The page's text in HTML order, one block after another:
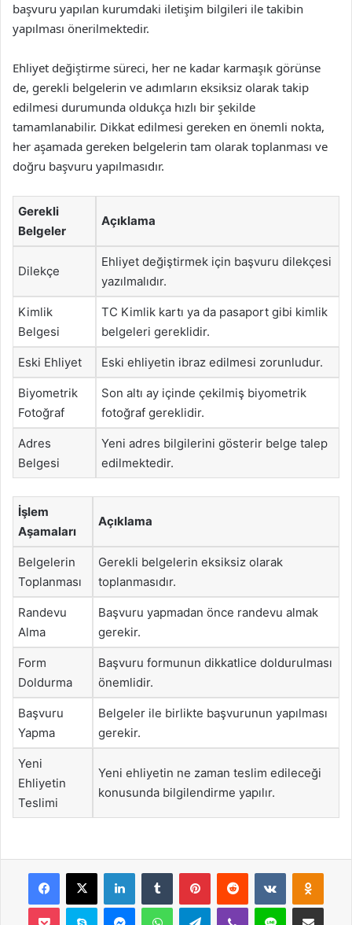
başvuru yapılan kurumdaki iletişim bilgileri ile takibin
yapılması önerilmektedir.
Ehliyet değiştirme süreci, her ne kadar karmaşık görünse
de, gerekli belgelerin ve adımların eksiksiz olarak takip
edilmesi durumunda oldukça hızlı bir şekilde
tamamlanabilir. Dikkat edilmesi gereken en önemli nokta,
her aşamada gereken belgelerin tam olarak toplanması ve
doğru başvuru yapılmasıdır.
Gerekli
Belgeler
Açıklama
Dilekçe
Ehliyet değiştirmek için başvuru dilekçesi
yazılmalıdır.
Kimlik
Belgesi
TC Kimlik kartı ya da pasaport gibi kimlik
belgeleri gereklidir.
Eski Ehliyet Eski ehliyetin ibraz edilmesi zorunludur.
Biyometrik
Fotoğraf
Son altı ay içinde çekilmiş biyometrik
fotoğraf gereklidir.
Adres
Belgesi
Yeni adres bilgilerini gösterir belge talep
edilmektedir.
İşlem
Aşamaları
Açıklama
Belgelerin
Toplanması
Gerekli belgelerin eksiksiz olarak
toplanmasıdır.
Randevu
Alma
Başvuru yapmadan önce randevu almak
gerekir.
Form
Doldurma
Başvuru formunun dikkatlice doldurulması
önemlidir.
Başvuru
Yapma
Belgeler ile birlikte başvurunun yapılması
gerekir.
Yeni
Ehliyetin
Teslimi
Yeni ehliyetin ne zaman teslim edileceği
konusunda bilgilendirme yapılır.
Facebook
X LinkedInTumblr PinterestReddit VKontakte
Pocket Skype MessengerWhatsAppTelegramViber Line E-Posta ile